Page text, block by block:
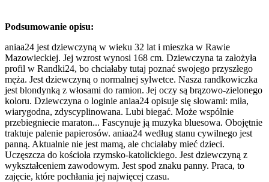
Podsumowanie opisu:
aniaa24 jest dziewczyną w wieku 32 lat i mieszka w Rawie
Mazowieckiej. Jej wzrost wynosi 168 cm. Dziewczyna ta założyła
profil w Randki24, bo chciałaby tutaj poznać swojego przyszłego
męża. Jest dziewczyną o normalnej sylwetce. Nasza randkowiczka
jest blondynką z włosami do ramion. Jej oczy są brązowo-zielonego
koloru. Dziewczyna o loginie aniaa24 opisuje się słowami: miła,
wiarygodna, zdyscyplinowana. Lubi biegać. Może wspólnie
przebiegniecie maraton... Fascynuje ją muzyka bluesowa. Obojętnie
traktuje palenie papierosów. aniaa24 według stanu cywilnego jest
panną. Aktualnie nie jest mamą, ale chciałaby mieć dzieci.
Uczęszcza do kościoła rzymsko-katolickiego. Jest dziewczyną z
wykształceniem zawodowym. Jest spod znaku panny. Praca, to
zajęcie, które pochłania jej najwięcej czasu.